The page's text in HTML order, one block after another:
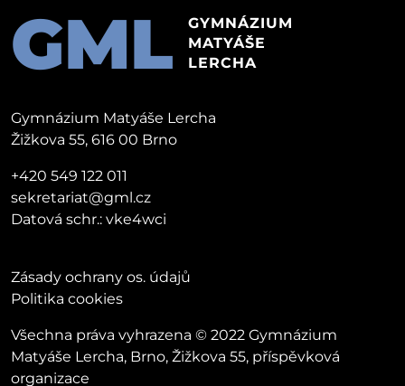
GML
GYMNÁZIUM
MATYÁŠE
LERCHA
Gymnázium Matyáše Lercha
Žižkova 55, 616 00 Brno
+420 549 122 011
sekretariat@gml.cz
Datová schr.: vke4wci
Zásady ochrany os. údajů
Politika cookies
Všechna práva vyhrazena © 2022 Gymnázium
Matyáše Lercha, Brno, Žižkova 55, příspěvková
organizace